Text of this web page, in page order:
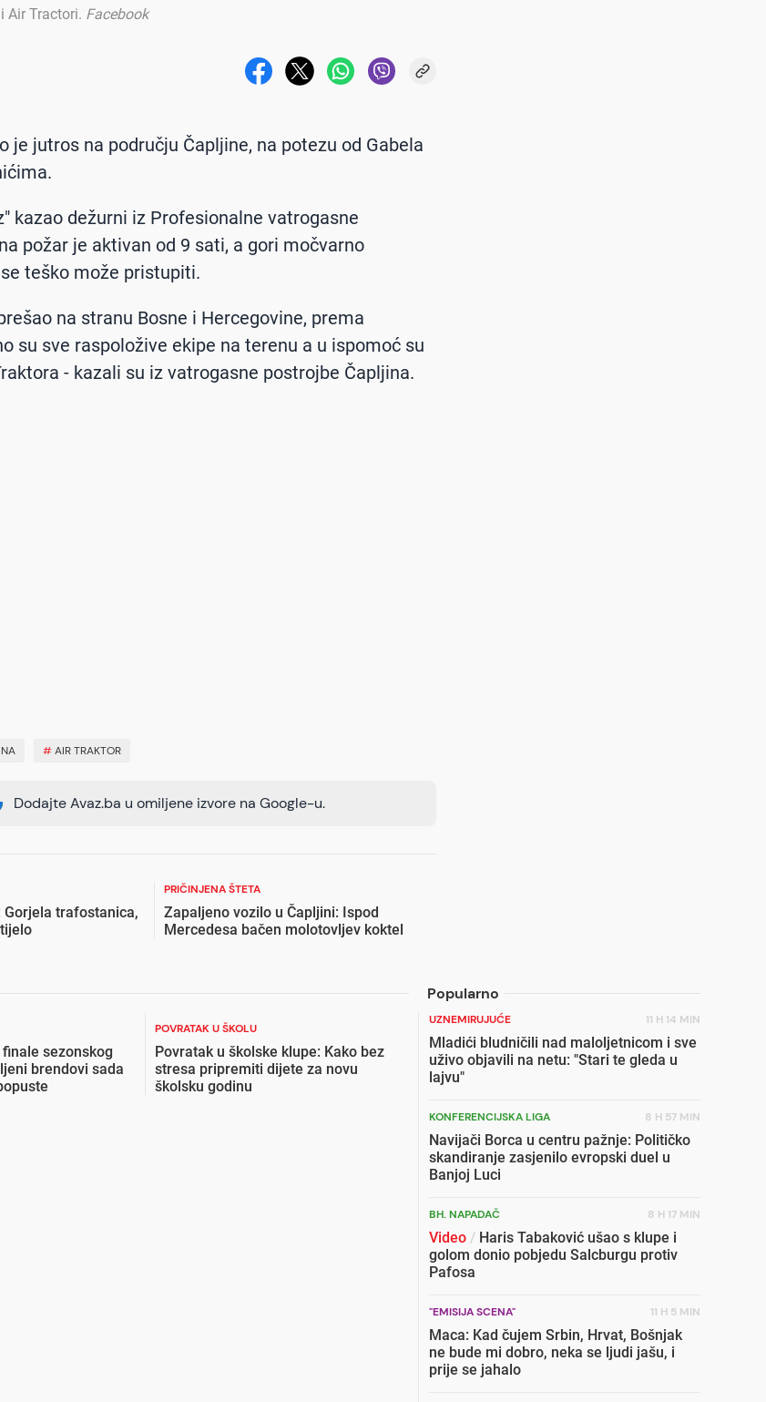
Air Tractori. Facebook
je jutros na području Čapljine, na potezu od Gabela
kazao dežurni iz Profesionalne vatrogasne
požar je aktivan od 9 sati, a gori močvarno
teško može pristupiti.
na stranu Bosne i Hercegovine, prema
su sve raspoložive ekipe na terenu a u ispomoć su
- kazali su iz vatrogasne postrojbe Čapljina.
#AIR TRAKTOR
Dodajte Avaz.ba u omiljene izvore na Google-u.
trafostanica,
PRIČINJENA ŠTETA
Zapaljeno vozilo u Čapljini: Ispod
Mercedesa bačen molotovljev koktel
Popularno
sezonskog
brendovi sada
POVRATAK U ŠKOLU
Povratak u školske klupe: Kako bez
stresa pripremiti dijete za novu
školsku godinu
UZNEMIRUJUĆE 11 H 14 MIN
Mladići bludničili nad maloljetnicom i sve
uživo objavili na netu: "Stari te gleda u
lajvu"
KONFERENCIJSKA LIGA 8 H 57 MIN
Navijači Borca u centru pažnje: Političko
skandiranje zasjenilo evropski duel u
Banjoj Luci
BH. NAPADAČ 8 H 17 MIN
Video / Haris Tabaković ušao s klupe i
golom donio pobjedu Salcburgu protiv
Pafosa
"EMISIJA SCENA" 11 H 5 MIN
Maca: Kad čujem Srbin, Hrvat, Bošnjak
ne bude mi dobro, neka se ljudi jašu, i
prije se jahalo